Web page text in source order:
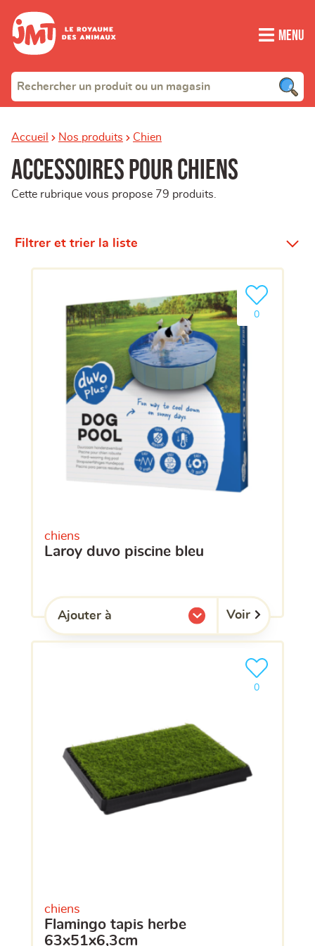
Menu
Accueil Nos produits Chien
Accessoires pour Chiens
Cette rubrique vous propose 79 produits.
Filtrer et trier la liste
chiens
laroy duvo piscine bleu
0
Ajouter le
clients ont
Ajouter à
l'une de mes listes. Voir
chiens
flamingo tapis herbe
63x51x6,3cm
0
Ajouter le
clients ont